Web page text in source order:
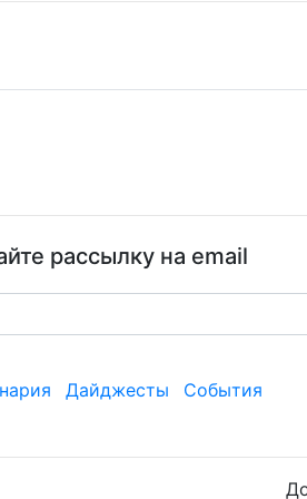
рассылку на email
Дайджесты
События